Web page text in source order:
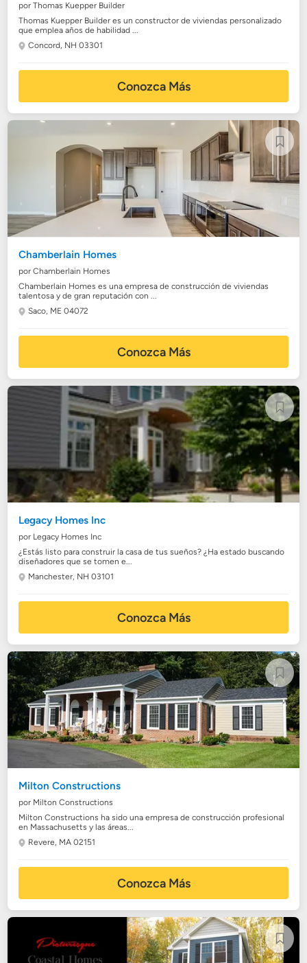
por Thomas Kuepper Builder
Thomas Kuepper Builder es un constructor de viviendas personalizado
que emplea años de habilidad ...
Concord, NH 03301
Conozca Más
Chamberlain Homes
por Chamberlain Homes
Chamberlain Homes es una empresa de construcción de viviendas
talentosa y de gran reputación con ...
Saco, ME 04072
Conozca Más
Legacy Homes Inc
por Legacy Homes Inc
¿Estás listo para construir la casa de tus sueños? ¿Ha estado buscando
diseñadores que se tomen e...
Manchester, NH 03101
Conozca Más
Milton Constructions
por Milton Constructions
Milton Constructions ha sido una empresa de construcción profesional
en Massachusetts y las áreas...
Revere, MA 02151
Conozca Más